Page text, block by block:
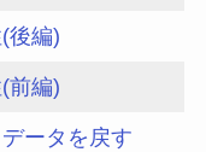
後編)
前編)
ータを戻す